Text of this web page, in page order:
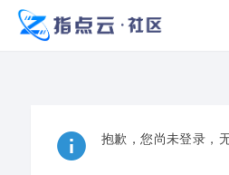
抱歉，您尚未登录，